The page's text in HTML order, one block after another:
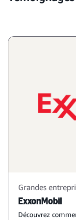
Grandes
ExxonMobil
Découvrez